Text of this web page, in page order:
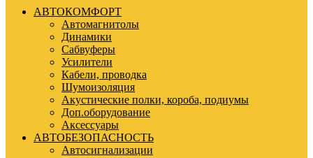
АВТОКОМФОРТ
Автомагнитолы
Динамики
Сабвуферы
Усилители
Кабели, проводка
Шумоизоляция
Акустические полки, короба, подиумы
Доп.оборудование
Аксессуары
АВТОБЕЗОПАСНОСТЬ
Автосигнализации